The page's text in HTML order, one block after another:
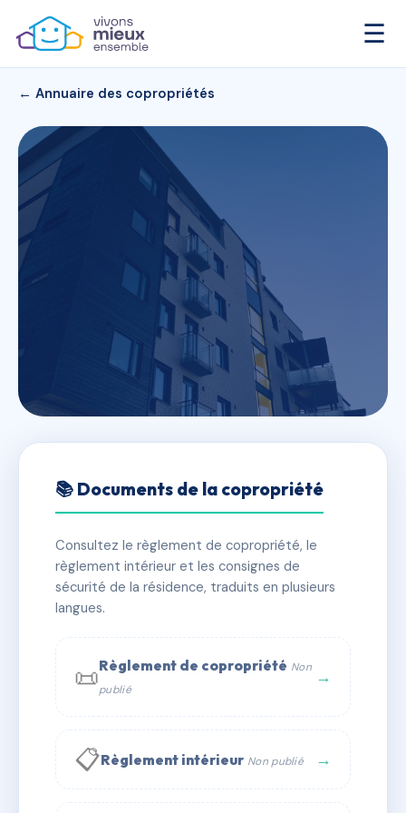
☰
← Annuaire des copropriétés
Les Tetras
✓ Immatriculée 🏠 39 lots 🏗 1 bâtiment(s)
📞 Contacter Syndic Digital
📚 Documents de la copropriété
Consultez le règlement de copropriété, le
règlement intérieur et les consignes de
sécurité de la résidence, traduits en plusieurs
langues.
📜Règlement de copropriété Non
publié
→
📋Règlement intérieur Non publié →